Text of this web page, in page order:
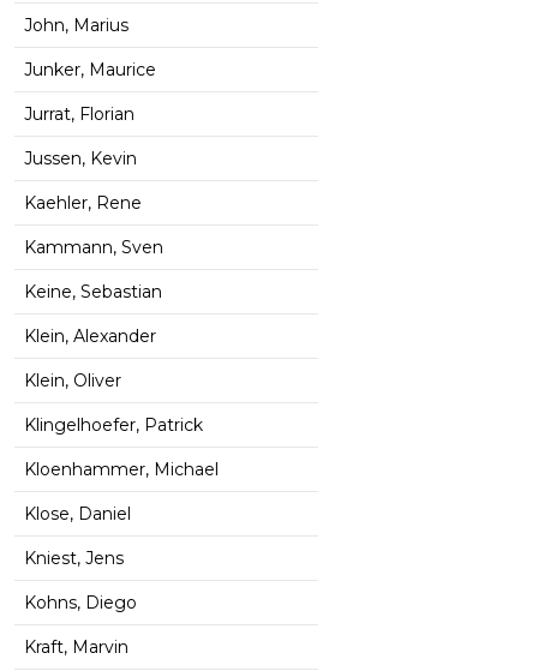
John, Marius
Junker, Maurice
Jurrat, Florian
Jussen, Kevin
Kaehler, Rene
Kammann, Sven
Keine, Sebastian
Klein, Alexander
Klein, Oliver
Klingelhoefer, Patrick
Kloenhammer, Michael
Klose, Daniel
Kniest, Jens
Kohns, Diego
Kraft, Marvin